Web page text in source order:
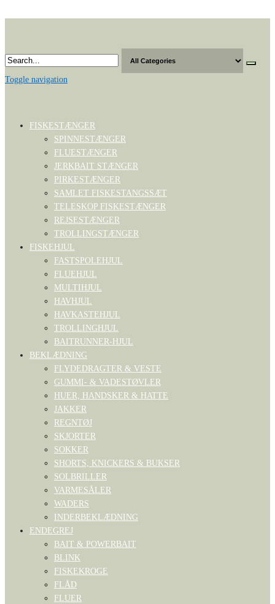
content
Toggle navigation
FISKESTÆNGER
SPINNESTÆNGER
FLUESTÆNGER
JERKBAIT STÆNGER
PIRKESTÆNGER
SAMLET FISKESTANGSSÆT
TELESKOP FISKESTÆNGER
REJSESTÆNGER
TROLLINGSTÆNGER
FISKEHJUL
FASTSPOLEHJUL
FLUEHJUL
MULTIHJUL
HAVHJUL
HAVKASTEHJUL
TROLLINGHJUL
BAITRUNNER-HJUL
BEKLÆDNING
FLYDEDRAGTER & VESTE
GUMMI- & VADESTØVLER
HUER, HANDSKER & HATTE
JAKKER
REGNTØJ
SKJORTER
SOKKER
SHORTS, KNICKERS & BUKSER
SOLBRILLER
VARMESÅLER
WADERS
INDERBEKLÆDNING
ENDEGREJ
BAIT & POWERBAIT
BLINK
FISKEKROGE
FLÅD
FLUER